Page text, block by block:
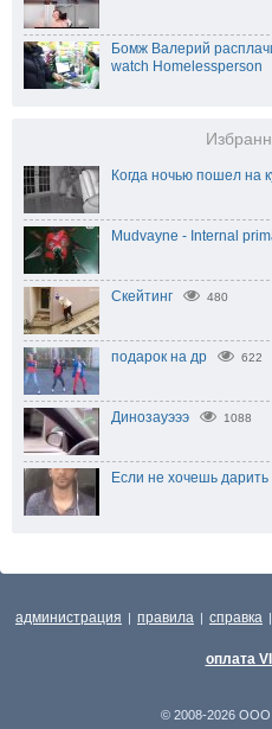
Бомж Валерий
watch Homelessperson
Когда ночью пошел на
Mudvayne - Internal
Cкейтинг 480
подарок на др 622
Динозауэээ 1088
Если не хочешь
администрация | правила | справка |
оплата
© 2008-2026 ООО